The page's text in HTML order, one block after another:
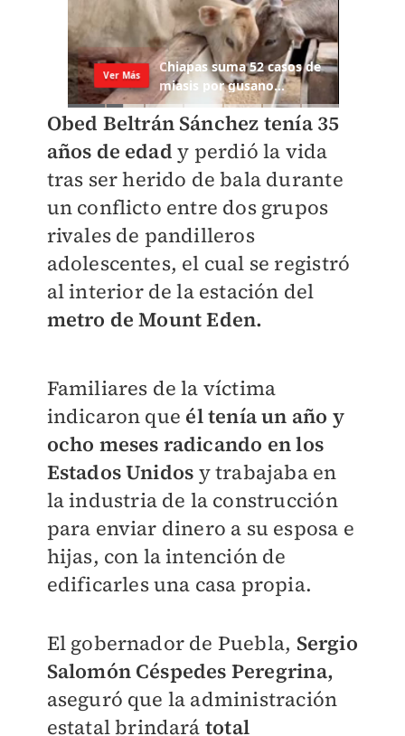
Obed Beltrán Sánchez tenía 35
años de edady perdió la vida
tras ser herido de bala durante
un conflicto entre dos grupos
rivales de pandilleros
adolescentes, el cual se registró
al interior de la estación del
metro de Mount Eden.
Familiares de la víctima
indicaron que él tenía un año y
ocho meses radicando en los
Estados Unidos y trabajaba en
la industria de la construcción
para enviar dinero a su esposa e
hijas, con la intención de
edificarles una casa propia.
El gobernador de Puebla, Sergio
Salomón Céspedes Peregrina,
aseguró que la administración
estatal brindará total